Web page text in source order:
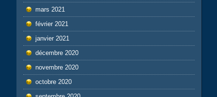
mars 2021
février 2021
janvier 2021
décembre 2020
novembre 2020
octobre 2020